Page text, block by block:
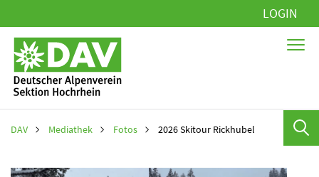
LOGIN
DAV Mediathek Fotos 2026 Skitour Rickhubel